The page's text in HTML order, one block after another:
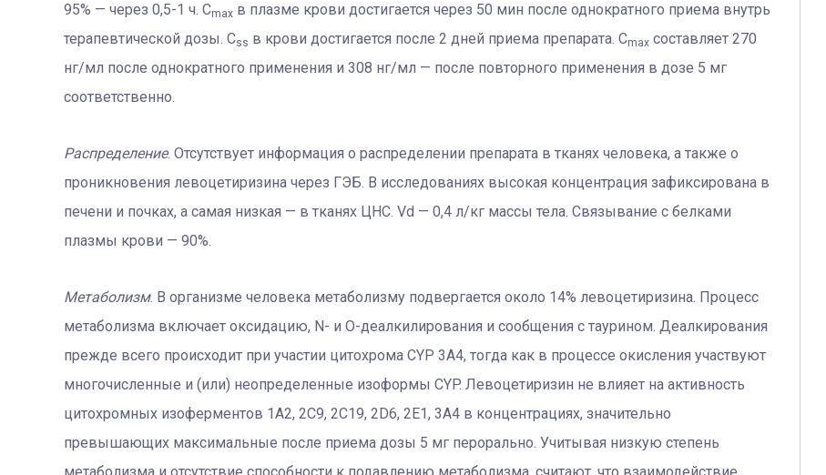
95% — через 0,5-1 ч. Cmах в плазме крови достигается через 50 мин после однократного приема внутрь
терапевтической дозы. Css в крови достигается после 2 дней приема препарата. Cmах составляет 270
нг/мл после однократного применения и 308 нг/мл — после повторного применения в дозе 5 мг
соответственно.
Распределение. Отсутствует информация о распределении препарата в тканях человека, а также о
проникновения левоцетиризина через ГЭБ. В исследованиях высокая концентрация зафиксирована в
печени и почках, а самая низкая — в тканях ЦНС. Vd — 0,4 л/кг массы тела. Связывание с белками
плазмы крови — 90%.
Метаболизм. В организме человека метаболизму подвергается около 14% левоцетиризина. Процесс
метаболизма включает оксидацию, N- и О-деалкилирования и сообщения с таурином. Деалкирования
прежде всего происходит при участии цитохрома CYP 3А4, тогда как в процессе окисления участвуют
многочисленные и (или) неопределенные изоформы CYP. Левоцетиризин не влияет на активность
цитохромных изоферментов 1А2, 2С9, 2С19, 2D6, 2Е1, 3А4 в концентрациях, значительно
превышающих максимальные после приема дозы 5 мг перорально. Учитывая низкую степень